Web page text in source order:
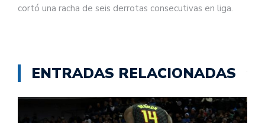
cortó una racha de seis derrotas consecutivas en liga.
ENTRADAS RELACIONADAS